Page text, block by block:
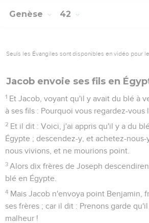
Genèse 42
Seuls les Évangiles sont disponibles en vidéo pour le
Jacob envoie ses fils en
1 Et Jacob, voyant qu'il y avait du blé à
à ses fils : Pourquoi vous regardez-vous
2 Et il dit : Voici, j'ai appris qu'il y a du
Égypte ; descendez-y, et achetez-
nous vivions, et ne mourions point.
3 Alors dix frères de Joseph
blé en Égypte.
4 Mais Jacob n'envoya point Benjamin,
ses frères ; car il dit : Prenons garde
malheur !